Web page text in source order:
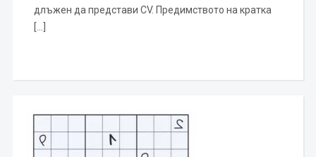
длъжен да представи CV. Предимството на кратка